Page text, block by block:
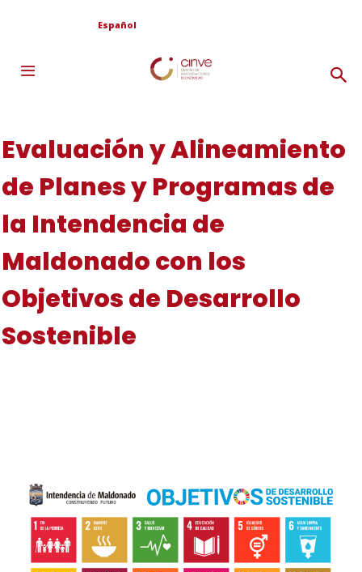
Español
Evaluación y Alineamiento
de Planes y Programas de
la Intendencia de
Maldonado con los
Objetivos de Desarrollo
Sostenible